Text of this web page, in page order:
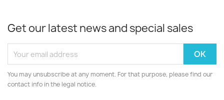
Get our latest news and special sales
You may unsubscribe at any moment. For that purpose, please find our
contact info in the legal notice.